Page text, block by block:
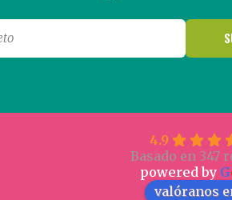
4.9
Basado en 347
powered by G
valóranos